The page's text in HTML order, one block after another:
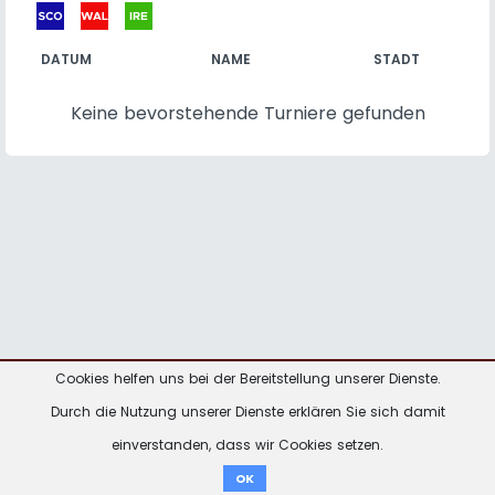
DATUM NAME STADT
Keine bevorstehende Turniere gefunden
Spenden
Cookies helfen uns bei der Bereitstellung unserer Dienste.
Durch die Nutzung unserer Dienste erklären Sie sich damit
einverstanden, dass wir Cookies setzen.
OK